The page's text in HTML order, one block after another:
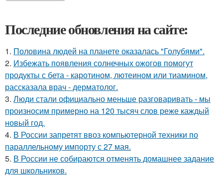
Последние обновления на сайте:
1. Половина людей на планете оказалась "Голубями".
2. Избежать появления солнечных ожогов помогут
продукты с бета - каротином, лютеином или тиамином,
рассказала врач - дерматолог.
3. Люди стали официально меньше разговаривать - мы
произносим примерно на 120 тысяч слов реже каждый
новый год.
4. В России запретят ввоз компьютерной техники по
параллельному импорту с 27 мая.
5. В России не собираются отменять домашнее задание
для школьников.